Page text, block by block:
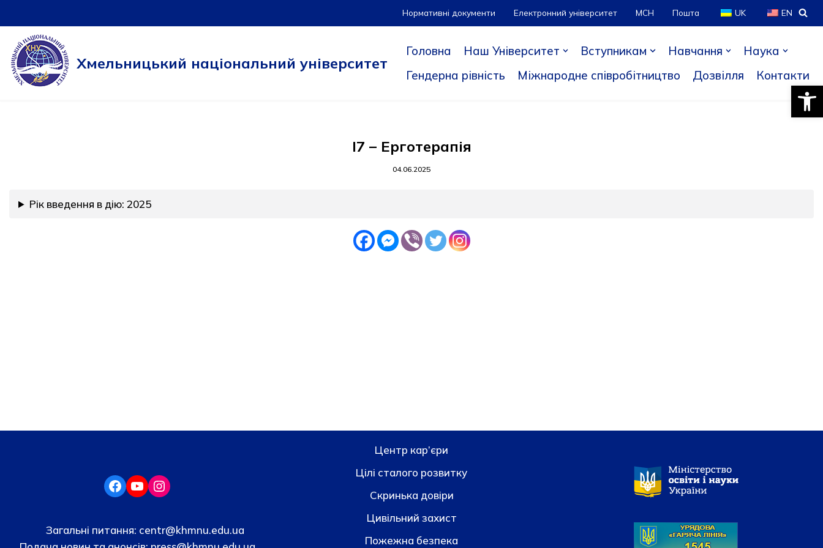
Перейти
до
вмісту
Нормативні документи Електронний університет МСН Пошта UK EN
Хмельницький національний університет
Головна Наш Університет Вступникам Навчання
Наука
Гендерна рівність
Міжнародне співробітництво Дозвілля Контакти
I7 – Ерготерапія
04.06.2025
Рік введення в дію: 2025
Загальні питання: centr@khmnu.edu.ua
Центр кар’єри
Цілі сталого розвитку
Скринька довiри
Цивільний захист
Пожежна безпека